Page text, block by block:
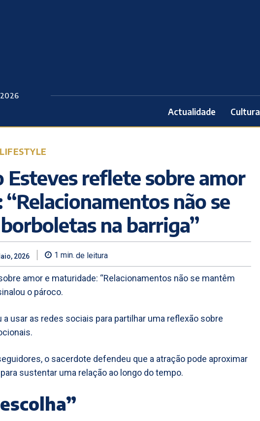
Actualidade Cultura
Esteves reflete sobre amor
não se
na barriga”
2026 1 min. de leitura
amor e maturidade: “Relacionamentos não se mantêm
o pároco.
a usar as redes sociais para partilhar uma reflexão sobre
o sacerdote defendeu que a atração pode aproximar
sustentar uma relação ao longo do tempo.